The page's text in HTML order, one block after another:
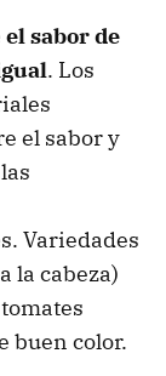
el sabor de
. Los
el sabor y
Variedades
la cabeza)
buen color.